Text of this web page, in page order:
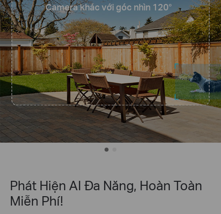
Camera khác với góc nhìn 120°
Phát Hiện AI Đa Năng, Hoàn Toàn
Miễn Phí!